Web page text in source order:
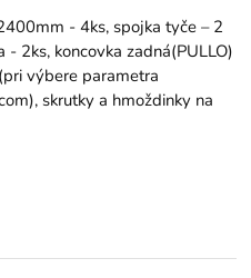
- 4ks, spojka tyče – 2
2ks, koncovka zadná(PULLO)
výbere parametra
skrutky a hmoždinky na